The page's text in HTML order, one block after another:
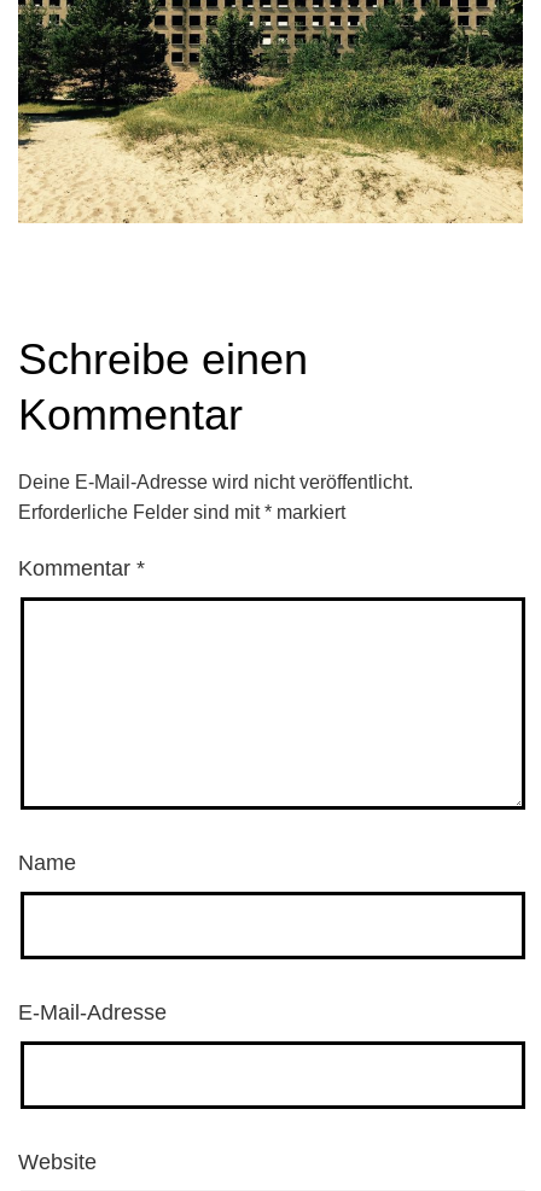
Schreibe einen
Kommentar
Deine E-Mail-Adresse wird nicht veröffentlicht.
Erforderliche Felder sind mit* markiert
Kommentar *
Name
E-Mail-Adresse
Website